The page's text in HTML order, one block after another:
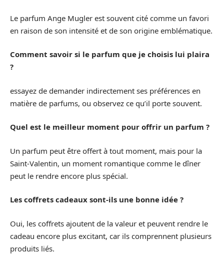
Le parfum Ange Mugler est souvent cité comme un favori
en raison de son intensité et de son origine emblématique.
Comment savoir si le parfum que je choisis lui plaira
?
essayez de demander indirectement ses préférences en
matière de parfums, ou observez ce qu’il porte souvent.
Quel est le meilleur moment pour offrir un parfum ?
Un parfum peut être offert à tout moment, mais pour la
Saint-Valentin, un moment romantique comme le dîner
peut le rendre encore plus spécial.
Les coffrets cadeaux sont-ils une bonne idée ?
Oui, les coffrets ajoutent de la valeur et peuvent rendre le
cadeau encore plus excitant, car ils comprennent plusieurs
produits liés.